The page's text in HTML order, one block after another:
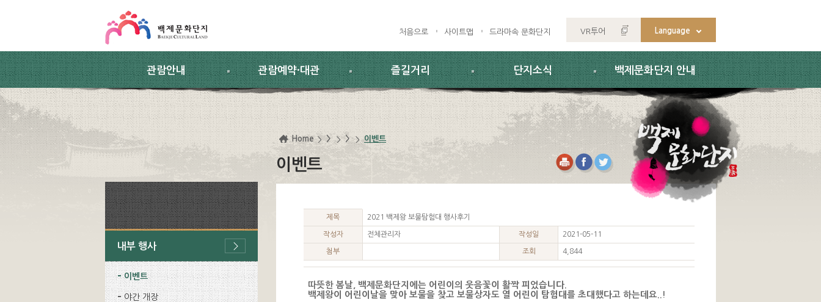
처음으로 사이트맵 드라마속 문화단지 VR투어 Language
관람안내 관람예약·대관 즐길거리 단지소식 백제문화단지 안내
내부 행사
이벤트
야간 개장
Home > > 이벤트
이벤트
제목 2021 백제왕 보물탐험대 행사후기
작성자 전체관리자 작성일 2021-05-11
첨부 조회 4,844
따뜻한 봄날, 백제문화단지에는 어린이의 웃음꽃이 활짝 피었습니다.
백제왕이 어린이날을 맞아 보물을 찾고 보물상자도 열 어린이 탐험대를 초대했다고 하는데요..!